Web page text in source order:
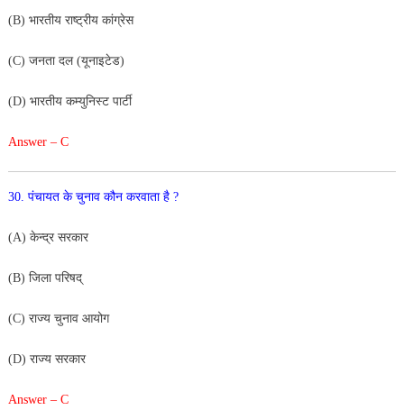
(B) भारतीय राष्ट्रीय कांग्रेस
(C) जनता दल (यूनाइटेड)
(D) भारतीय कम्युनिस्ट पार्टी
Answer – C
30. पंचायत के चुनाव कौन करवाता है ?
(A) केन्द्र सरकार
(B) जिला परिषद्
(C) राज्य चुनाव आयोग
(D) राज्य सरकार
Answer – C